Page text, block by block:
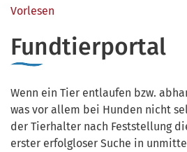
Vorlesen
Fundtierportal
Wenn ein Tier entlaufen bzw.
was vor allem bei Hunden nicht
der Tierhalter nach Feststellung
erster erfolgloser Suche in